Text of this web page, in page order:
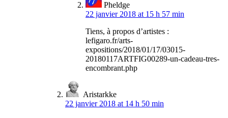
Pheldge
22 janvier 2018 at 15 h 57 min
Tiens, à propos d’artistes :
lefigaro.fr/arts-
expositions/2018/01/17/03015-
20180117ARTFIG00289-un-cadeau-tres-
encombrant.php
Aristarkke
22 janvier 2018 at 14 h 50 min